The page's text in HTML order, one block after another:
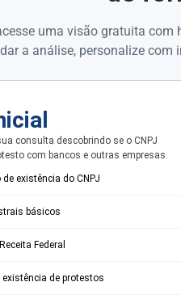
uma visão gratuita
a análise, personalize
consulta descobrindo se o CNPJ
com bancos e outras empresas.
existência do CNPJ
básicos
Federal
de protestos